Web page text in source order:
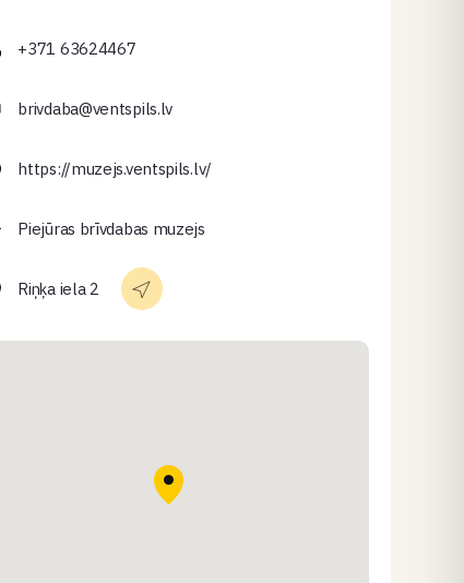
+371 63624467
brivdaba@ventspils.lv
https://muzejs.ventspils.lv/
Piejūras brīvdabas muzejs
Riņķa iela 2